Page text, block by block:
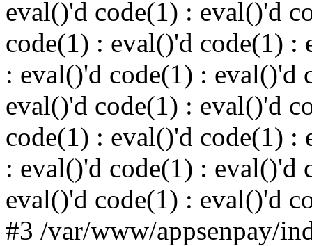
eval()'d code(1) : eval()'d
code(1) : eval()'d code(1) :
: eval()'d code(1) : eval()'d
eval()'d code(1) : eval()'d
code(1) : eval()'d code(1) :
: eval()'d code(1) : eval()'d
eval()'d code(1) : eval()'d
#3 /var/www/appsenpay/